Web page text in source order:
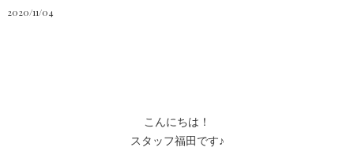
2020/11/04
こんにちは！
スタッフ福田です♪